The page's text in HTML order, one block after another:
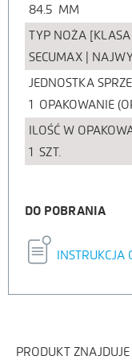
84.5 MM
TYP NOŻA [KLASA
SECUMAX |
JEDNOSTKA
1 OPAKOWANIE
ILOŚĆ W
1 SZT.
DO POBRANIA
INSTRUKCJA
PRODUKT